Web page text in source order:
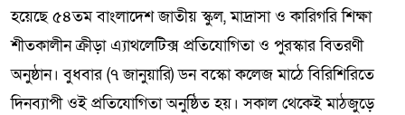
হয়েছে ৫৪তম বাংলাদেশ জাতীয় স্কুল, মাদ্রাসা ও কারিগরি শিক্ষা
শীতকালীন ক্রীড়া এ্যাথলেটিক্স প্রতিযোগিতা ও পুরস্কার বিতরণী
অনুষ্ঠান। বুধবার (৭ জানুয়ারি) ডন বস্কো কলেজ মাঠে বিরিশিরিতে
দিনব্যাপী ওই প্রতিযোগিতা অনুষ্ঠিত হয়। সকাল থেকেই মাঠজুড়ে